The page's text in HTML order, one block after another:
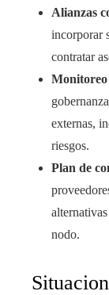
Alianzas
incorporar
contratar
externas,
riesgos.
Plan de
nodo.